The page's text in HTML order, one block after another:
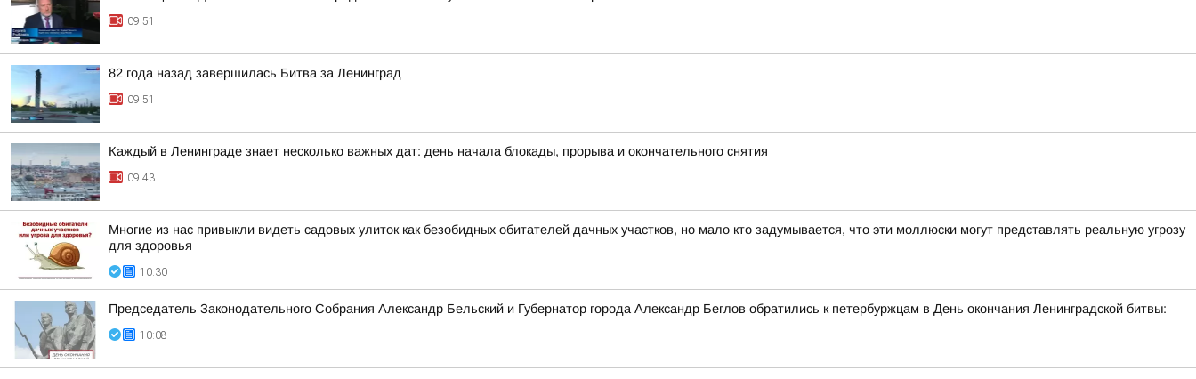
09:51
82 года назад завершилась Битва за Ленинград
09:51
Каждый в Ленинграде знает несколько важных дат: день начала блокады, прорыва и окончательного снятия
09:43
Многие из нас привыкли видеть садовых улиток как безобидных обитателей дачных участков, но мало кто задумывается, что эти моллюски могут представлять реальную угрозу
для здоровья
10:30
Председатель Законодательного Собрания Александр Бельский и Губернатор города Александр Беглов обратились к петербуржцам в День окончания Ленинградской битвы:
10:08